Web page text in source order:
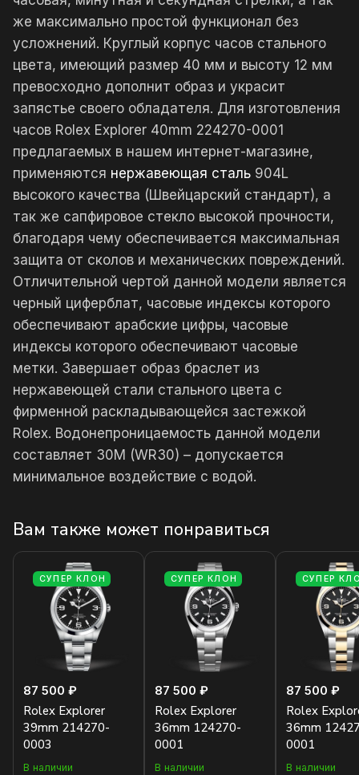
же максимально простой функционал без
усложнений. Круглый корпус часов стального
цвета, имеющий размер 40 мм и высоту 12 мм
превосходно дополнит образ и украсит
запястье своего обладателя. Для изготовления
часов Rolex Explorer 40mm 224270-0001
предлагаемых в нашем интернет-магазине,
применяются нержавеющая сталь 904L
высокого качества (Швейцарский стандарт), а
так же сапфировое стекло высокой прочности,
благодаря чему обеспечивается максимальная
защита от сколов и механических повреждений.
Отличительной чертой данной модели является
черный циферблат, часовые индексы которого
обеспечивают арабские цифры, часовые
индексы которого обеспечивают часовые
метки. Завершает образ браслет из
нержавеющей стали стального цвета с
фирменной раскладывающейся застежкой
Rolex. Водонепроницаемость данной модели
составляет 30М (WR30) – допускается
минимальное воздействие с водой.
Вам также может понравиться
СУПЕР КЛОН
87 500 ₽
Rolex Explorer
39mm 214270-
0003
В наличии
СУПЕР КЛОН
87 500 ₽
Rolex Explorer
36mm 124270-
0001
В наличии
СУПЕР
87 500 ₽
Rolex
36mm
0001
В наличии